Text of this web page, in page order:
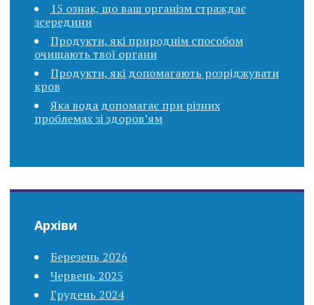
15 ознак, що ваш організм страждає
зсередини
Продукти, які природнім способом
очищають твої органи
Продукти, які допомагають розріджувати
кров
Яка вода допомагає при різних
проблемах зі здоров’ям
Архіви
Березень 2026
Червень 2025
Грудень 2024